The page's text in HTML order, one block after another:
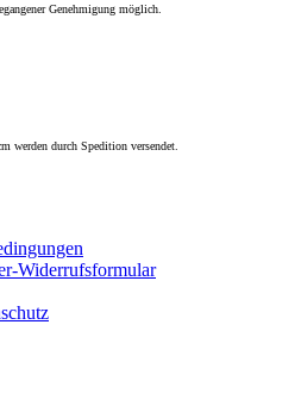
Genehmigung möglich.
werden durch Spedition versendet.
Widerrufsformular